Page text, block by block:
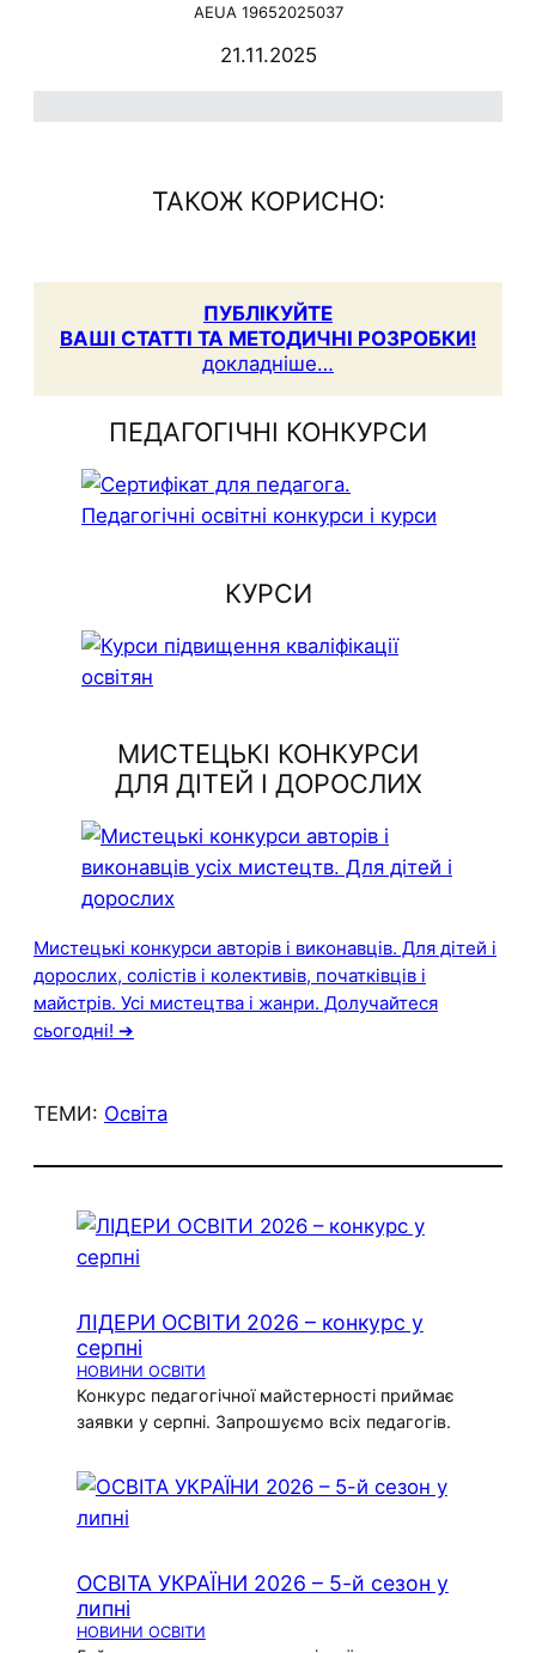
AEUA 19652025037
21.11.2025
ТАКОЖ КОРИСНО:
ПУБЛІКУЙТЕ
ВАШІ СТАТТІ ТА МЕТОДИЧНІ РОЗРОБКИ!
докладніше…
ПЕДАГОГІЧНІ КОНКУРСИ
КУРСИ
МИСТЕЦЬКІ КОНКУРСИ
ДЛЯ ДІТЕЙ І ДОРОСЛИХ
Мистецькі конкурси авторів і виконавців. Для дітей і
дорослих, солістів і колективів, початківців і
майстрів. Усі мистецтва і жанри. Долучайтеся
сьогодні! ➔
ТЕМИ: Освіта
ЛІДЕРИ ОСВІТИ 2026 – конкурс у
серпні
НОВИНИ ОСВІТИ
Конкурс педагогічної майстерності приймає
заявки у серпні. Запрошуємо всіх педагогів.
ОСВІТА УКРАЇНИ 2026 – 5-й сезон у
липні
НОВИНИ ОСВІТИ